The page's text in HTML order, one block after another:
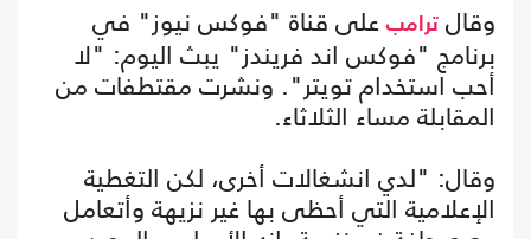
وقال ترامب على قناة "فوكس نيوز" في
برنامج "فوكس اند فريندز" يبث اليوم: "لا
أحب استخدام تويتر". ونشرت مقتطفات من
المقابلة مساء الثلاثاء.
وقال: "لدي انشغالات أخرى، لكن التغطية
الإعلامية التي أحظى بها غير نزيهة وأتعامل